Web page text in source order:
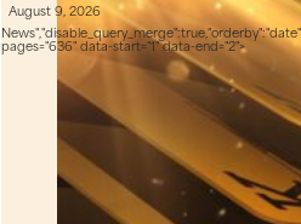
August 9, 2026
pages="636" data-start="1" data-end="2">